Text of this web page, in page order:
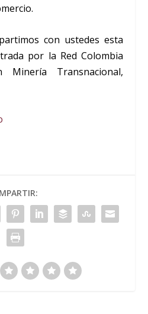
con ustedes esta
por la Red Colombia
Transnacional,